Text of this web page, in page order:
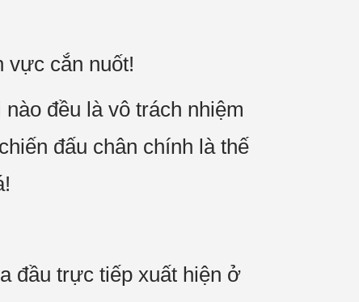
vực cắn nuốt!
đều là vô trách nhiệm
đấu chân chính là thế
đầu trực tiếp xuất hiện ở